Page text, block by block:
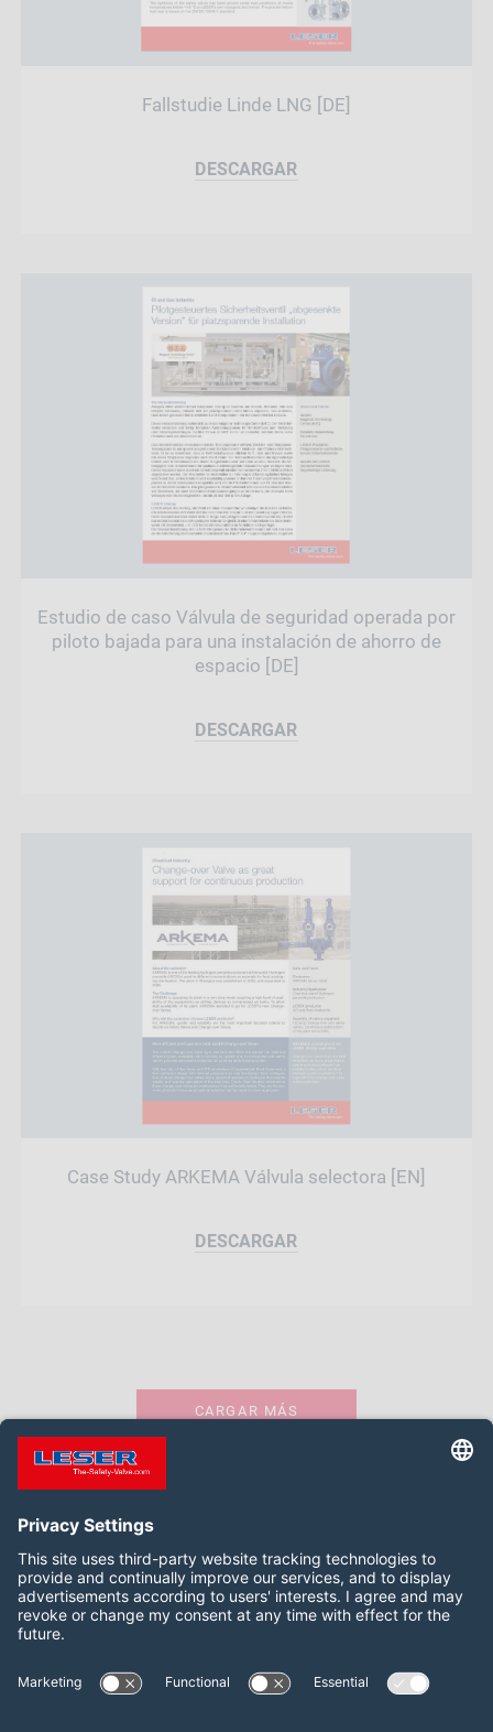
Fallstudie Linde LNG [DE]
DESCARGAR
Estudio de caso Válvula de seguridad operada por
piloto bajada para una instalación de ahorro de
espacio [DE]
DESCARGAR
Case Study ARKEMA Válvula selectora [EN]
DESCARGAR
CARGAR MÁS
Síganos:
LinkedIn